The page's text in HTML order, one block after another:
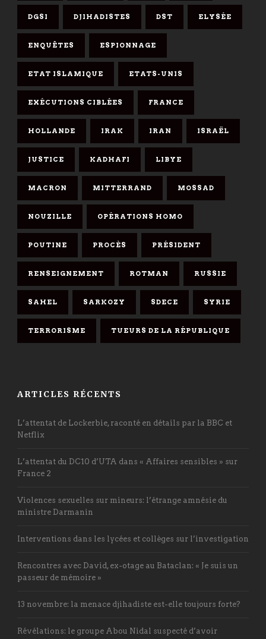
DGSI DJIHADISTES DST ELYSÉE
ENQUÊTES ESPIONNAGE
ETAT ISLAMIQUE ETATS-UNIS
EXÉCUTIONS CIBLÉES FRANCE
HOLLANDE IRAK IRAN ISRAËL
JUSTICE KADHAFI LIBYE
MACRON MITTERRAND MOSSAD
NOUZILLE OPÉRATIONS HOMO
POUTINE PROCÈS PRÉSIDENT
RENSEIGNEMENT ROTMAN RUSSIE
SAHEL SARKOZY SDECE SYRIE
TERRORISME TUEURS DE LA RÉPUBLIQUE
ARTICLES RÉCENTS
L’attentat de Lockerbie, raconté en détails par la BBC et
Netflix
L’attentat du DC10 d’UTA dans « Affaires sensibles » sur
France 2
Violences sexuelles sur mineurs: l’étrange amnésie du
ministre Darmanin
Interventions dans les lycées et collèges sur l’investigation
Rencontres avec David, ex-otage au Bataclan: « Je suis un
passeur de mémoire »
13 novembre: la menace djihadiste est-elle toujours forte?
Révélations: le groupe Abou Nidal suspecté d’avoir